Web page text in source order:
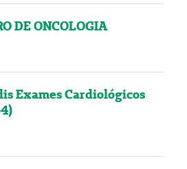
DE ONCOLOGIA
Exames Cardiológicos